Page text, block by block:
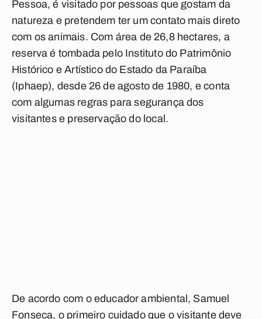
Pessoa, é visitado por pessoas que gostam da
natureza e pretendem ter um contato mais direto
com os animais. Com área de 26,8 hectares, a
reserva é tombada pelo Instituto do Patrimônio
Histórico e Artístico do Estado da Paraíba
(Iphaep), desde 26 de agosto de 1980, e conta
com algumas regras para segurança dos
visitantes e preservação do local .
De acordo com o educador ambiental, Samuel
Fonseca, o primeiro cuidado que o visitante deve